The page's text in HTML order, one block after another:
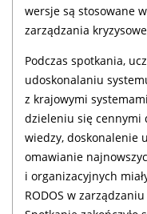
wersje są stosowane
zarządzania
Podczas spotkania,
udoskonalaniu
z krajowymi
dzieleniu się cennymi
wiedzy, doskonalenie
omawianie
i organizacyjnych
RODOS w